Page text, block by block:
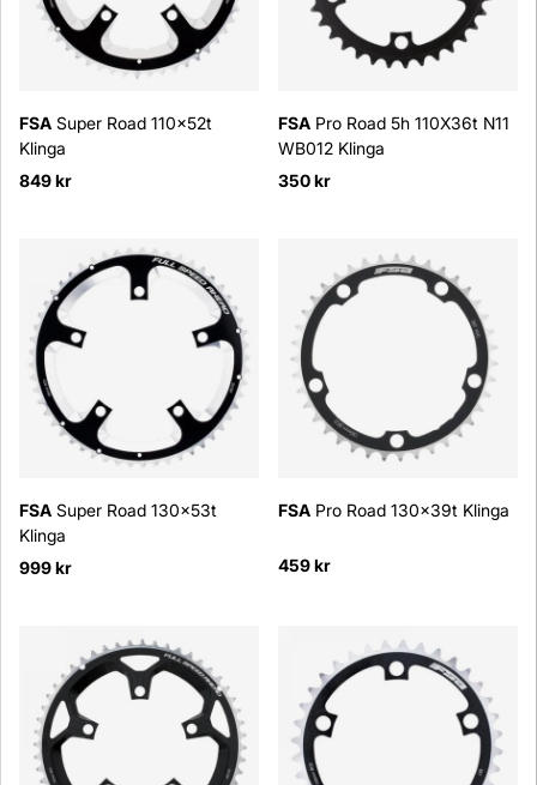
FSA Super Road 110x52t
Klinga
849 kr
FSA Pro Road 5h 110X36t N11
WB012 Klinga
350 kr
FSA Super Road 130x53t
Klinga
999 kr
FSA Pro Road 130x39t Klinga
459 kr